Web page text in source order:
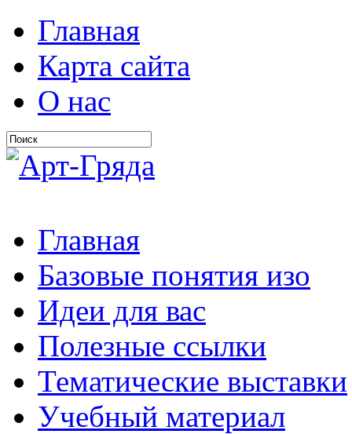
Главная
Карта сайта
О нас
Главная
Базовые понятия изо
Идеи для вас
Полезные ссылки
Тематические выставки
Учебный материал